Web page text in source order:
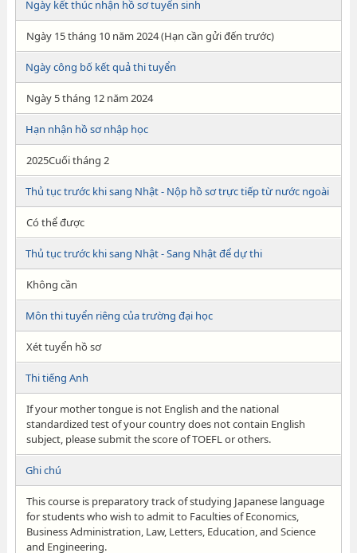
Ngày kết thúc nhận hồ sơ tuyển sinh
Ngày 15 tháng 10 năm 2024 (Hạn cần gửi đến trước)
Ngày công bố kết quả thi tuyển
Ngày 5 tháng 12 năm 2024
Hạn nhận hồ sơ nhập học
2025Cuối tháng 2
Thủ tục trước khi sang Nhật - Nộp hồ sơ trực tiếp từ nước ngoài
Có thể được
Thủ tục trước khi sang Nhật - Sang Nhật để dự thi
Không cần
Môn thi tuyển riêng của trường đại học
Xét tuyển hồ sơ
Thi tiếng Anh
If your mother tongue is not English and the national
standardized test of your country does not contain English
subject, please submit the score of TOEFL or others.
Ghi chú
This course is preparatory track of studying Japanese language
for students who wish to admit to Faculties of Economics,
Business Administration, Law, Letters, Education, and Science
and Engineering.